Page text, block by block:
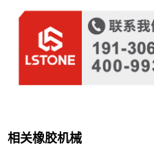
相关橡胶机械